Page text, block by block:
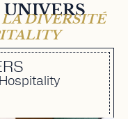
DIVERSITÉ
Hospitality